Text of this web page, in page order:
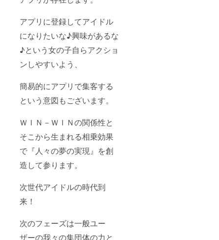
アプリに登録してアイドル
になりたいな♪興味があるな
♪という女の子自らアクショ
ンしやすいよう、
簡易的にアプリで集客する
という意図もございます。
ＷＩＮ－ＷＩＮの関係性と
そこから生まれる相乗効果
で『人々の夢の実現』を創
造して参ります。
次世代アイドルの時代到
来！
次のフェーズは一般ユー
ザーの我々の集団体の力と